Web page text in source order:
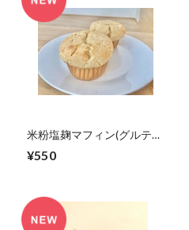
米粉塩麹マフィン(グルテン
¥550